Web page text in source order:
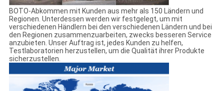
BOTO-Abkommen mit Kunden aus mehr als 150 Ländern und
Regionen. Unterdessen werden wir festgelegt, um mit
verschiedenen Händlern bei den verschiedenen Ländern und bei
den Regionen zusammenzuarbeiten, zwecks besseren Service
anzubieten. Unser Auftrag ist, jedes Kunden zu helfen,
Testlaboratorien herzustellen, um die Qualität ihrer Produkte
sicherzustellen.